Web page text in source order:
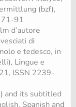
(bzf),
91
d’autore
di
e tedesco, in
Lingue e
ISSN 2239-
and its subtitled
Spanish and